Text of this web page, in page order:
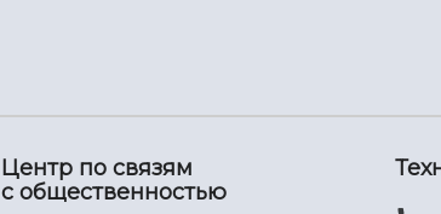
Центр по связям
с общественностью